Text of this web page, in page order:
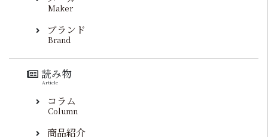
Maker
ブランド
Brand
読み物
Article
コラム
Column
商品紹介